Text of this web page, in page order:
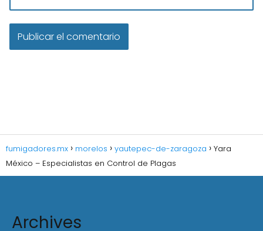
fumigadores.mx morelos yautepec-de-zaragoza
Yara
México – Especialistas en Control de Plagas
Archives